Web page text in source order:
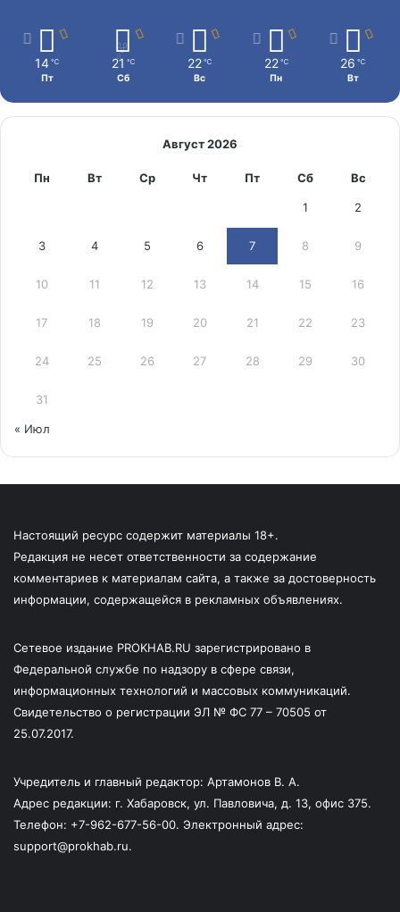
14 ℃
Пт
21 ℃
Сб
22 ℃
Вс
22 ℃
Пн
26 ℃
Вт
Август 2026
Пн Вт Ср Чт Пт Сб Вс
1 2
3 4 5 6 7 8 9
10 11 12 13 14 15 16
17 18 19 20 21 22 23
24 25 26 27 28 29 30
31
« Июл
Настоящий ресурс содержит материалы 18+.
Редакция не несет ответственности за содержание
комментариев к материалам сайта, а также за достоверность
информации, содержащейся в рекламных объявлениях.
Сетевое издание PROKHAB.RU зарегистрировано в
Федеральной службе по надзору в сфере связи,
информационных технологий и массовых коммуникаций.
Свидетельство о регистрации ЭЛ № ФС 77 – 70505 от
25.07.2017.
Учредитель и главный редактор: Артамонов В. А.
Адрес редакции: г. Хабаровск, ул. Павловича, д. 13, офис 375.
Телефон: +7-962-677-56-00. Электронный адрес:
support@prokhab.ru.